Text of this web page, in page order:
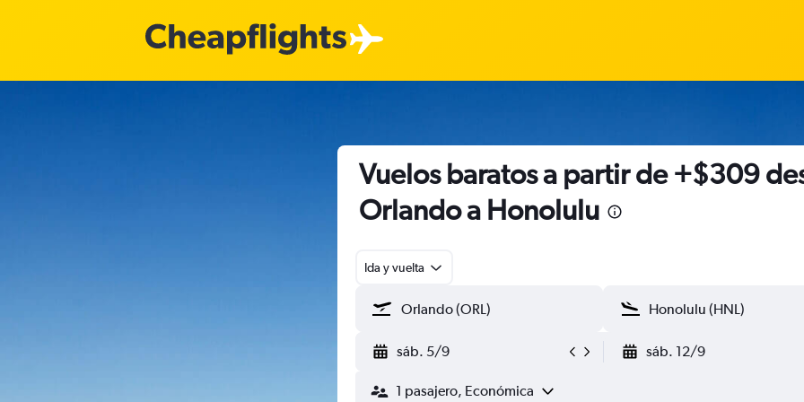
Vuelos baratos a partir de +$309
Orlando a Honolulu
Ida y vuelta
sáb. 5/9 sáb. 12/9
1 pasajero, Económica